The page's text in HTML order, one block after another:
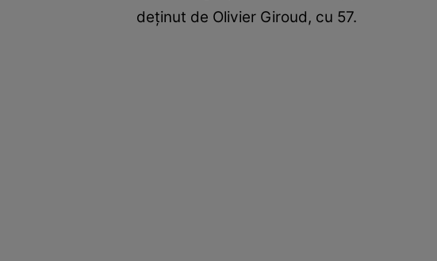
deţinut de Olivier Giroud, cu 57.